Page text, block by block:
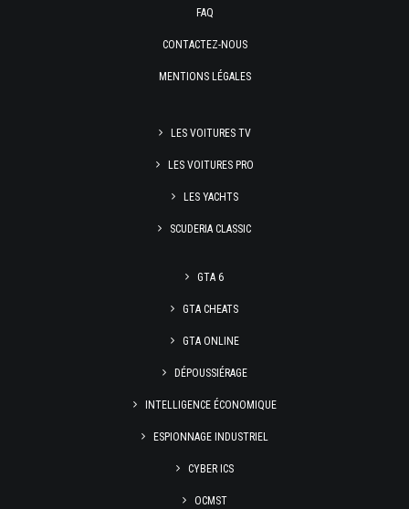
FAQ
CONTACTEZ-NOUS
MENTIONS LÉGALES
LES VOITURES TV
LES VOITURES PRO
LES YACHTS
SCUDERIA CLASSIC
GTA 6
GTA CHEATS
GTA ONLINE
DÉPOUSSIÉRAGE
INTELLIGENCE ÉCONOMIQUE
ESPIONNAGE INDUSTRIEL
CYBER ICS
OCMST